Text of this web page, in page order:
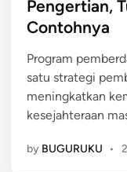
n
t
o
h
n
y
e
d
i
n
Pengertian,
Contohnya
Program
satu strategi
meningkatkan
kesejahteraan
by BUGURUKU •